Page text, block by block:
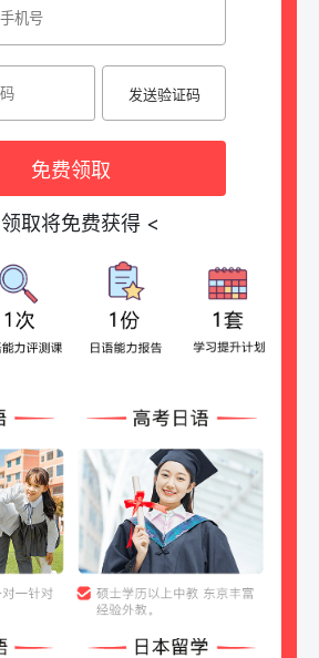
发送验证码
免费领取
领取将免费获得 <